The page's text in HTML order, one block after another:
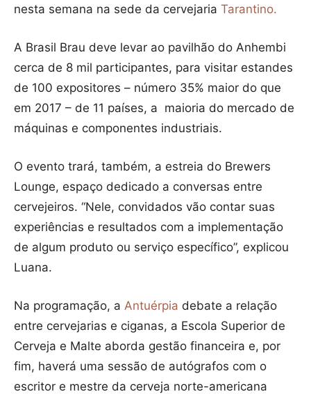
nesta semana na sede da cervejaria Tarantino.
A Brasil Brau deve levar ao pavilhão do Anhembi
cerca de 8 mil participantes, para visitar estandes
de 100 expositores – número 35% maior do que
em 2017 – de 11 países, a maioria do mercado de
máquinas e componentes industriais.
O evento trará, também, a estreia do Brewers
Lounge, espaço dedicado a conversas entre
cervejeiros. “Nele, convidados vão contar suas
experiências e resultados com a implementação
de algum produto ou serviço específico”, explicou
Luana.
Na programação, a Antuérpia debate a relação
entre cervejarias e ciganas, a Escola Superior de
Cerveja e Malte aborda gestão financeira e, por
fim, haverá uma sessão de autógrafos com o
escritor e mestre da cerveja norte-americana